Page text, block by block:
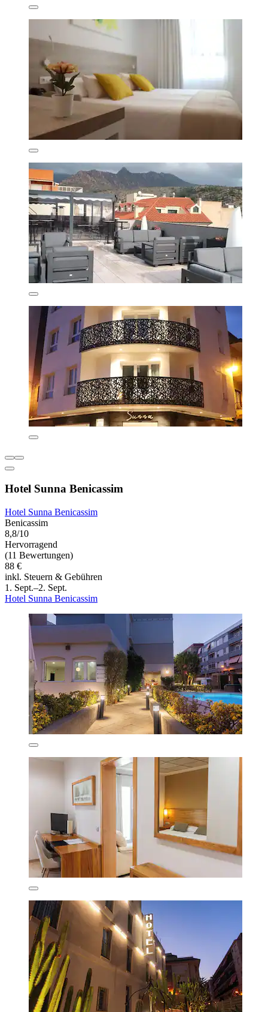
Hotel Sunna Benicassim
Hotel Sunna Benicassim
Benicassim
8,8/10
Hervorragend
(11 Bewertungen)
88 €
inkl. Steuern & Gebühren
1. Sept.–2. Sept.
Hotel Sunna Benicassim